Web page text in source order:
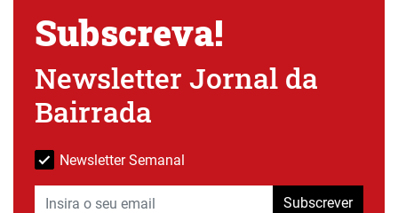
Subscreva!
Newsletter Jornal da
Bairrada
Newsletter Semanal
Subscrever